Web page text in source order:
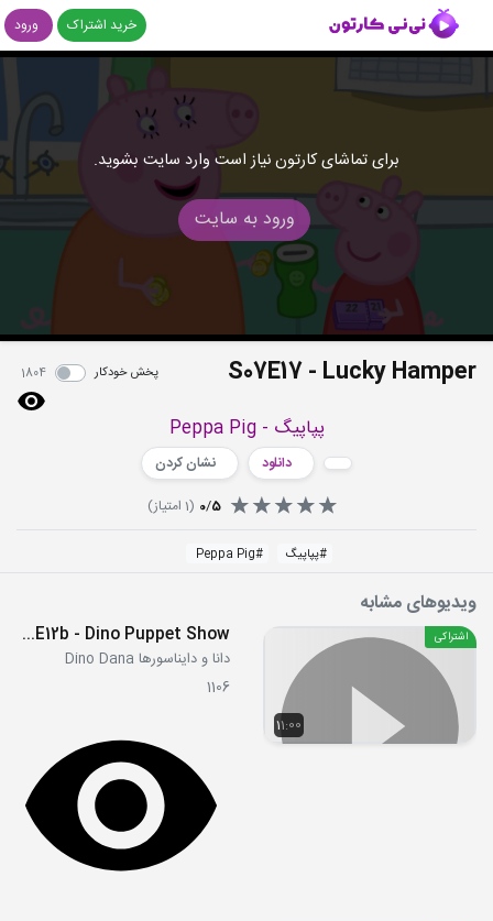
خرید اشتراک ورود
برای تماشای کارتون نیاز است وارد سایت بشوید.
ورود به سایت
S07E17 - Lucky Hamper پخش خودکار 1804
پپاپیگ - Peppa Pig
دانلود
نشان کردن
0/5
(
1 امتیاز)
#پپاپیگ #
Peppa Pig
ویدیوهای مشابه
11:00
اشتراکی S3E12b - Dino Puppet Show
دانا و دایناسورها Dino Dana
1106